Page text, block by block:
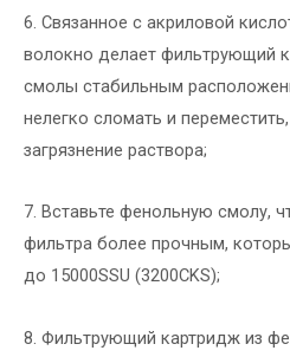
6. Связанное с акриловой
волокно делает фильтрующий
смолы стабильным
нелегко сломать и
загрязнение раствора;
7. Вставьте фенольную смолу,
фильтра более прочным,
до 15000SSU (3200CKS);
8. Фильтрующий картридж из